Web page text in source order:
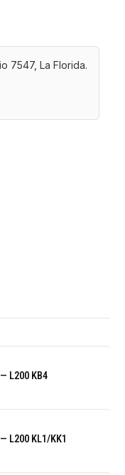
7547, La Florida.
L200 KB4
L200 KL1/KK1